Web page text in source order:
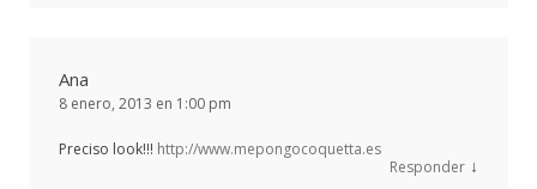
Ana
8 enero, 2013 en 1:00 pm
Preciso look!!! http://www.mepongocoquetta.es
Responder ↓